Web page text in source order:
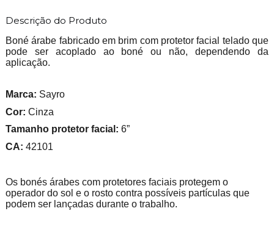
Descrição do Produto
Boné árabe fabricado em brim com protetor facial telado que
pode ser acoplado ao boné ou não, dependendo da
aplicação.
Marca: Sayro
Cor: Cinza
Tamanho protetor facial: 6”
CA: 42101
Os bonés árabes com protetores faciais protegem o
operador do sol e o rosto contra possíveis partículas que
podem ser lançadas durante o trabalho.